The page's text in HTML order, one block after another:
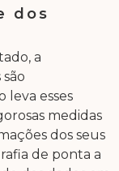
dos
a
leva esses
medidas
dos seus
de ponta a